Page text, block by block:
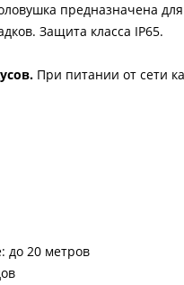
предназначена
Защита класса IP65.
При питании от сети
до 20 метров